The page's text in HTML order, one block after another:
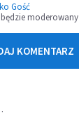
Gość
moderowany
KOMENTARZ